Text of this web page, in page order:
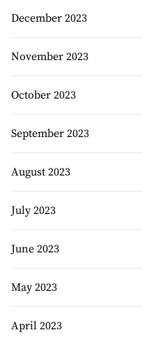
December 2023
November 2023
October 2023
September 2023
August 2023
July 2023
June 2023
May 2023
April 2023